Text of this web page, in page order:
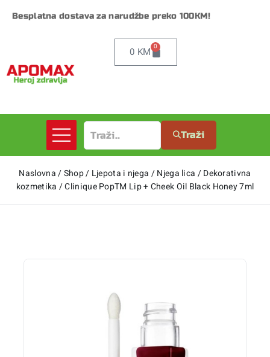
Besplatna dostava za narudžbe preko 100KM!
0 KM 0
Traži
Naslovna/Shop/ Ljepota i njega /Njega lica /Dekorativna
kozmetika /Clinique PopTM Lip + Cheek Oil Black Honey 7ml